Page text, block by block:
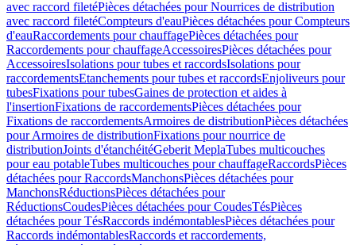
avec raccord filetéPièces détachées pour Nourrices de distribution
avec raccord filetéCompteurs d'eauPièces détachées pour Compteurs
d'eauRaccordements pour chauffagePièces détachées pour
Raccordements pour chauffageAccessoiresPièces détachées pour
AccessoiresIsolations pour tubes et raccordsIsolations pour
raccordementsEtanchements pour tubes et raccordsEnjoliveurs pour
tubesFixations pour tubesGaines de protection et aides à
l'insertionFixations de raccordementsPièces détachées pour
Fixations de raccordementsArmoires de distributionPièces détachées
pour Armoires de distributionFixations pour nourrice de
distributionJoints d'étanchéitéGeberit MeplaTubes multicouches
pour eau potableTubes multicouches pour chauffageRaccordsPièces
détachées pour RaccordsManchonsPièces détachées pour
ManchonsRéductionsPièces détachées pour
RéductionsCoudesPièces détachées pour CoudesTésPièces
détachées pour TésRaccords indémontablesPièces détachées pour
Raccords indémontablesRaccords et raccordements,